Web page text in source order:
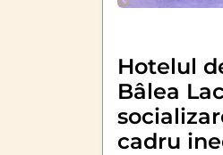
Hotelul
Bâlea
cadru